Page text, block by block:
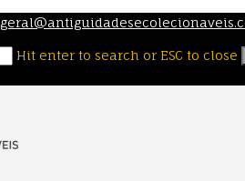
Hit enter to search or ESC to close